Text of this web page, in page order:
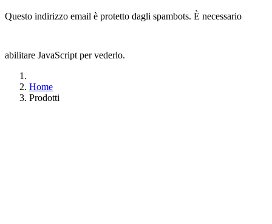
Questo indirizzo email è protetto dagli spambots. È necessario
abilitare JavaScript per vederlo.
Home
Prodotti